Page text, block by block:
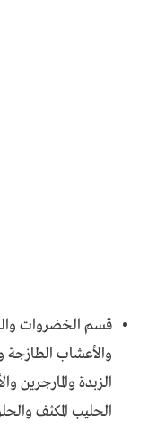
قسم الخضروات
والأعشاب الطازجة
الزبدة والمارجرين
الحليب المكثف